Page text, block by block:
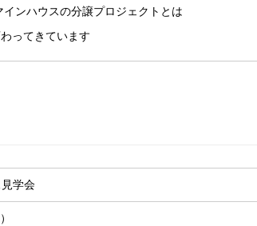
インハウスの分譲プロジェクトとは
ってきています
学会